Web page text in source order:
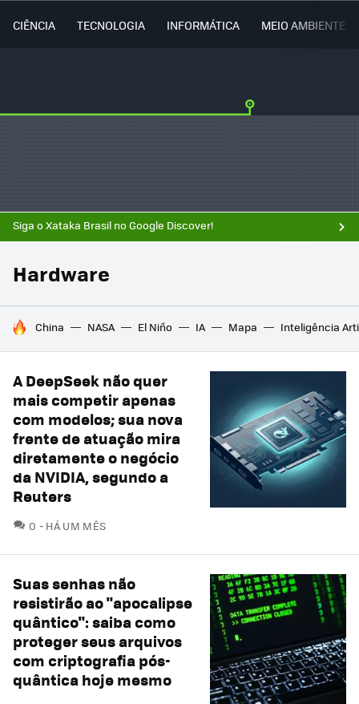
CIÊNCIA TECNOLOGIA INFORMÁTICA MEIO AMBIENTE
Siga o Xataka Brasil no Google Discover!
Hardware
TENDÊNCIAS DO DIA
China NASA El Niño IA Mapa Inteligência
A DeepSeek não quer
mais competir apenas
com modelos; sua nova
frente de atuação mira
diretamente o negócio
da NVIDIA, segundo a
Reuters
0 COMENTÁRIOS
HÁ UM MÊS
Suas senhas não
resistirão ao "apocalipse
quântico": saiba como
proteger seus arquivos
com criptografia pós-
quântica hoje mesmo